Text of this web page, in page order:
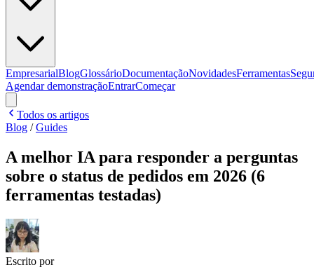
EmpresarialBlogGlossárioDocumentaçãoNovidadesFerramentas
Agendar demonstraçãoEntrarComeçar
Todos os artigos
Blog /Guides
A melhor IA para responder a perguntas
sobre o status de pedidos em 2026 (6
ferramentas testadas)
Escrito por